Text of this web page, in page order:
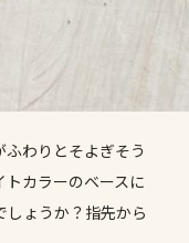
わりとそよぎそう
カラーのベースに
ょうか？指先から